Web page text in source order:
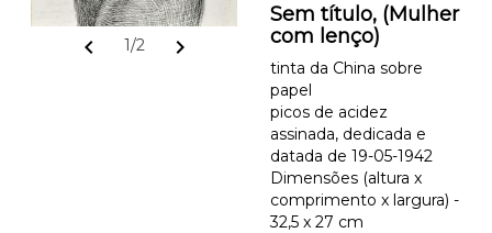
chevron_left 1/2 chevron_right
Sem título, (Mulher
com lenço)
tinta da China sobre
papel
picos de acidez
assinada, dedicada e
datada de 19-05-1942
Dimensões (altura x
comprimento x largura) -
32,5 x 27 cm